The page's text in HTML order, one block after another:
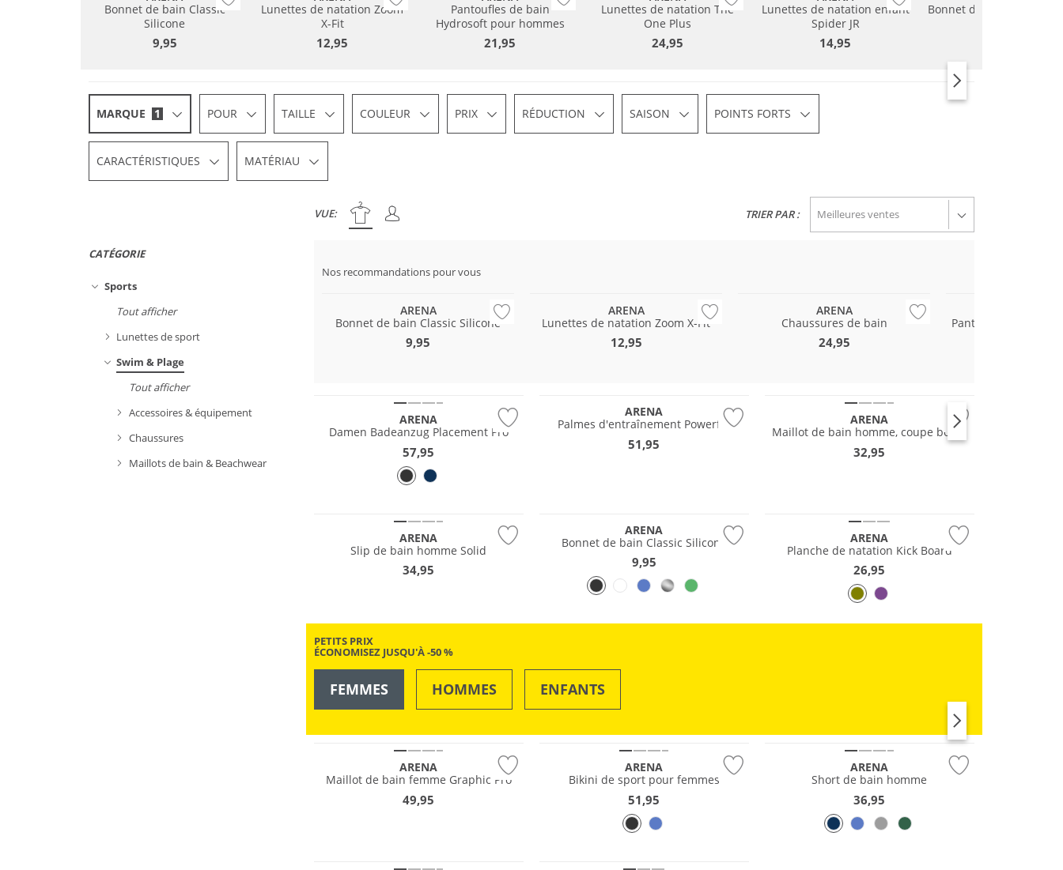
Bonnet de bain Classic
Silicone
9,95
Lunettes de natation Zoom
X-Fit
12,95
Pantoufles de bain
Hydrosoft pour hommes
21,95
Lunettes de natation The
One Plus
24,95
Lunettes de natation enfant
Spider JR
14,95
Bonnet de bain en
MARQUE 1 POUR TAILLE COULEUR PRIX RÉDUCTION SAISON POINTS FORTS
CARACTÉRISTIQUES MATÉRIAU
VUE: TRIER PAR :
CATÉGORIE
Sports
Tout afficher
Lunettes de sport
Swim & Plage
Tout afficher
Accessoires & équipement
Chaussures
Maillots de bain & Beachwear
Nos recommandations pour vous
ARENA
Bonnet de bain Classic Silicone
9,95
ARENA
Lunettes de natation Zoom X-Fit
12,95
ARENA
Chaussures de bain
24,95
Pantoufles de bain
ARENA
Damen Badeanzug Placement Pro
57,95
ARENA
Palmes d'entraînement Powerfin
51,95
ARENA
Maillot de bain homme, coupe boxer
32,95
ARENA
Slip de bain homme Solid
34,95
ARENA
Bonnet de bain Classic Silicone
9,95
ARENA
Planche de natation Kick Board
26,95
PETITS PRIX
ÉCONOMISEZ JUSQU'À -50 %
FEMMES HOMMES ENFANTS
ARENA
Maillot de bain femme Graphic Pro
49,95
ARENA
Bikini de sport pour femmes
51,95
ARENA
Short de bain homme
36,95